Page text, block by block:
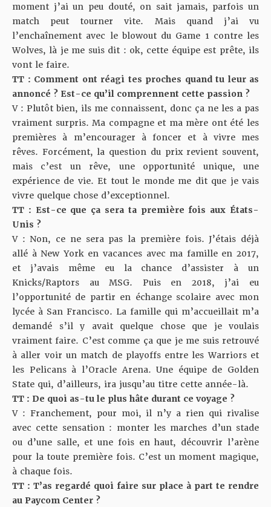
moment j’ai un peu douté, on sait jamais, parfois un
match peut tourner vite. Mais quand j’ai vu
l’enchaînement avec le blowout du Game 1 contre les
Wolves, là je me suis dit : ok, cette équipe est prête, ils
vont le faire.
TT : Comment ont réagi tes proches quand tu leur as
annoncé ? Est-ce qu’il comprennent cette passion ?
V : Plutôt bien, ils me connaissent, donc ça ne les a pas
vraiment surpris. Ma compagne et ma mère ont été les
premières à m’encourager à foncer et à vivre mes
rêves. Forcément, la question du prix revient souvent,
mais c’est un rêve, une opportunité unique, une
expérience de vie. Et tout le monde me dit que je vais
vivre quelque chose d’exceptionnel.
TT : Est-ce que ça sera ta première fois aux États-
Unis ?
V : Non, ce ne sera pas la première fois. J’étais déjà
allé à New York en vacances avec ma famille en 2017,
et j’avais même eu la chance d’assister à un
Knicks/Raptors au MSG. Puis en 2018, j’ai eu
l’opportunité de partir en échange scolaire avec mon
lycée à San Francisco. La famille qui m’accueillait m’a
demandé s’il y avait quelque chose que je voulais
vraiment faire. C’est comme ça que je me suis retrouvé
à aller voir un match de playoffs entre les Warriors et
les Pelicans à l’Oracle Arena. Une équipe de Golden
State qui, d’ailleurs, ira jusqu’au titre cette année-là.
TT : De quoi as-tu le plus hâte durant ce voyage ?
V : Franchement, pour moi, il n’y a rien qui rivalise
avec cette sensation : monter les marches d’un stade
ou d’une salle, et une fois en haut, découvrir l’arène
pour la toute première fois. C’est un moment magique,
à chaque fois.
TT : T’as regardé quoi faire sur place à part te rendre
au Paycom Center ?